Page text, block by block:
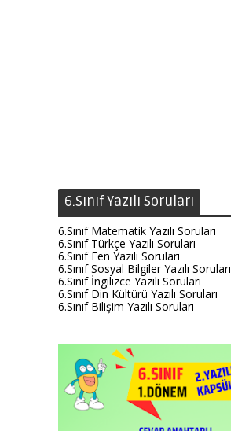
6.Sınıf Yazılı Soruları
6.Sınıf Matematik Yazılı Soruları
6.Sınıf Türkçe Yazılı Soruları
6.Sınıf Fen Yazılı Soruları
6.Sınıf Sosyal Bilgiler Yazılı Soruları
6.Sınıf İngilizce Yazılı Soruları
6.Sınıf Din Kültürü Yazılı Soruları
6.Sınıf Bilişim Yazılı Soruları